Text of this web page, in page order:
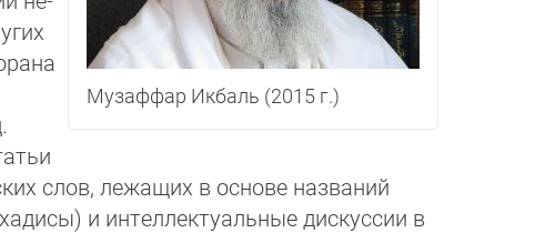
Музаффар Икбаль (2015 г.)
слов, ле­жа­щих в ос­но­ве на­зва­ний
и интел­лек­ту­аль­ные дис­кус­сии в